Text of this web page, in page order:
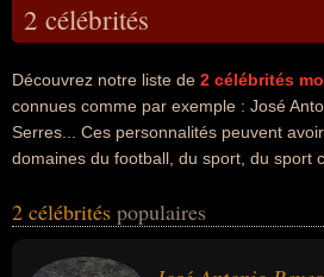
2 célébrités
Découvrez notre liste de 2 célébrités
connues comme par exemple : José
Serres... Ces personnalités peuvent
domaines du football, du sport, du sport
littérature, de la philosophie ou de la
artiste, auteur d'ouvrages
2 célébrités populaires